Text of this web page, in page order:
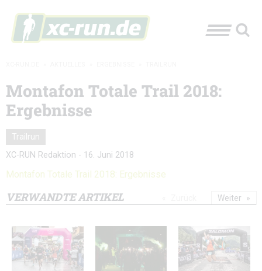
Montafon Totale Trail 2018:
Ergebnisse
Trailrun
XC-RUN Redaktion - 16. Juni 2018
Montafon Totale Trail 2018: Ergebnisse
VERWANDTE ARTIKEL Weiter